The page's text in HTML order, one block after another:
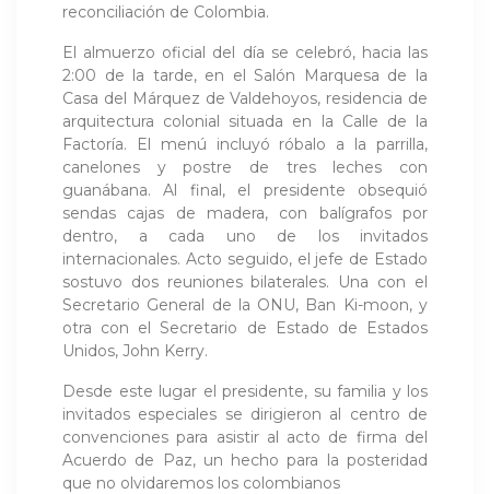
reconciliación de Colombia.
El almuerzo oficial del día se celebró, hacia las
2:00 de la tarde, en el Salón Marquesa de la
Casa del Márquez de Valdehoyos, residencia de
arquitectura colonial situada en la Calle de la
Factoría. El menú incluyó róbalo a la parrilla,
canelones y postre de tres leches con
guanábana. Al final, el presidente obsequió
sendas cajas de madera, con balígrafos por
dentro, a cada uno de los invitados
internacionales. Acto seguido, el jefe de Estado
sostuvo dos reuniones bilaterales. Una con el
Secretario General de la ONU, Ban Ki-moon, y
otra con el Secretario de Estado de Estados
Unidos, John Kerry.
Desde este lugar el presidente, su familia y los
invitados especiales se dirigieron al centro de
convenciones para asistir al acto de firma del
Acuerdo de Paz, un hecho para la posteridad
que no olvidaremos los colombianos